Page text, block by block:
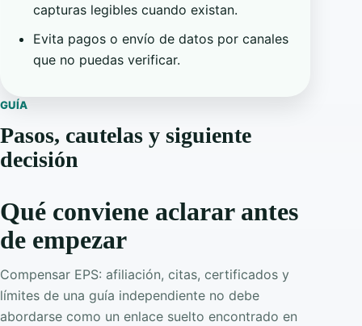
capturas legibles cuando existan.
Evita pagos o envío de datos por canales
que no puedas verificar.
GUÍA
Pasos, cautelas y siguiente
decisión
Qué conviene aclarar antes
de empezar
Compensar EPS: afiliación, citas, certificados y
límites de una guía independiente no debe
abordarse como un enlace suelto encontrado en